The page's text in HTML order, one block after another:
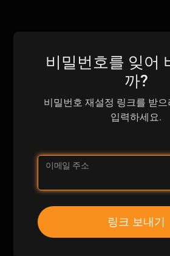
비밀번호를 잊어
까?
비밀번호 재설정 링크를 받
입력하세요.
이메일 주소
링크 보내기